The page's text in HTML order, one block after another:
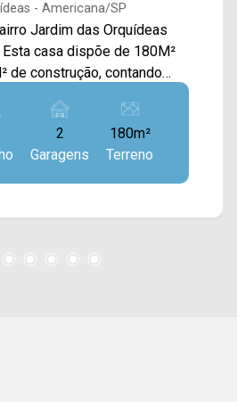
- Americana/SP
Jardim das Orquídeas
de construção, contando
e de jantar integradas
e toda planejada, jardim
gourmet com churrasqueira e
sendo 01
sendo 01 social; > 02
da Balsa e Rua
Augusti, supermercados
2
Garagens
180m²
Terreno